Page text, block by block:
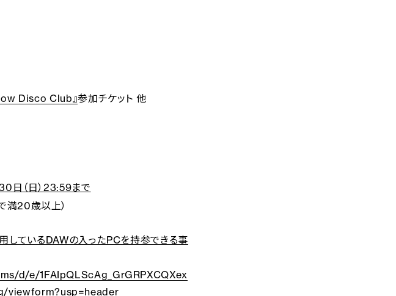
Disco Club』参加チケット 他
日（日）23:59まで
満20歳以上）
しているDAWの入ったPCを持参できる事
d/e/1FAIpQLScAg_GrGRPXCQXex
viewform?usp=header